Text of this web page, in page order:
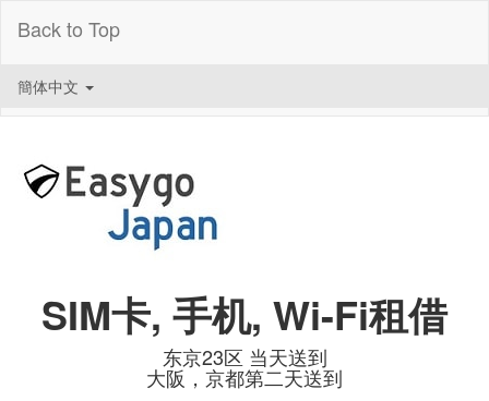
Back to Top
簡体中文
SIM卡, 手机, Wi-Fi租借
东京23区 当天送到
大阪，京都第二天送到